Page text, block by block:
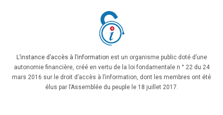
L’instance d’accès à l’information est un organisme public doté d’une
autonomie financière, créé en vertu de la loi fondamentale n ° 22 du 24
mars 2016 sur le droit d’accès à l’information, dont les membres ont été
élus par l’Assemblée du peuple le 18 juillet 2017.